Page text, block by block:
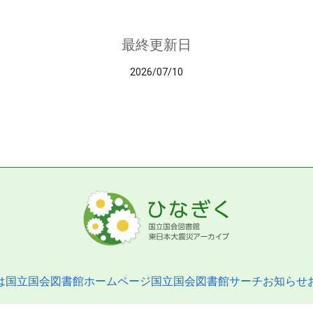
最終更新日
2026/07/10
国立国会図書館ホームページ国立国会図書館サーチお知らせ